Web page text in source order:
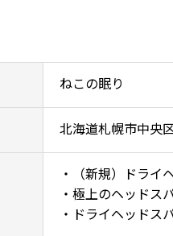
ねこの眠り
北海道札幌市中央
・（新規）ドライ
・極上のヘッドス
・ドライヘッドス